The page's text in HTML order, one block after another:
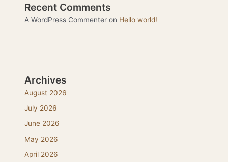
Recent Comments
A WordPress Commenter on Hello world!
Archives
August 2026
July 2026
June 2026
May 2026
April 2026